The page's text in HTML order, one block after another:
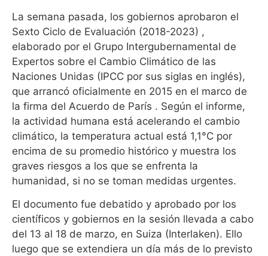
La semana pasada, los gobiernos aprobaron el
Sexto Ciclo de Evaluación (2018-2023) ,
elaborado por el Grupo Intergubernamental de
Expertos sobre el Cambio Climático de las
Naciones Unidas (IPCC por sus siglas en inglés),
que arrancó oficialmente en 2015 en el marco de
la firma del Acuerdo de París . Según el informe,
la actividad humana está acelerando el cambio
climático, la temperatura actual está 1,1°C por
encima de su promedio histórico y muestra los
graves riesgos a los que se enfrenta la
humanidad, si no se toman medidas urgentes.
El documento fue debatido y aprobado por los
científicos y gobiernos en la sesión llevada a cabo
del 13 al 18 de marzo, en Suiza (Interlaken). Ello
luego que se extendiera un día más de lo previsto